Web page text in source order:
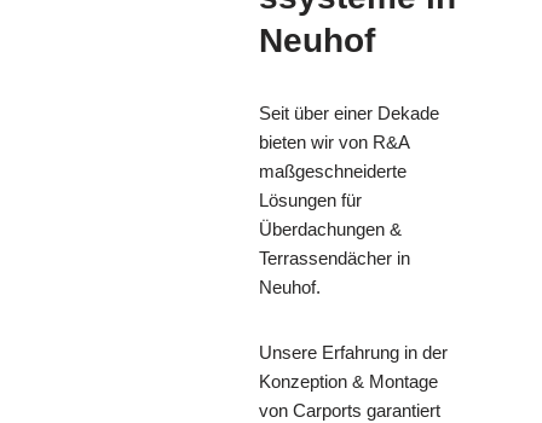
Neuhof
Seit über einer Dekade
bieten wir von R&A
maßgeschneiderte
Lösungen für
Überdachungen &
Terrassendächer in
Neuhof.
Unsere Erfahrung in der
Konzeption & Montage
von Carports garantiert